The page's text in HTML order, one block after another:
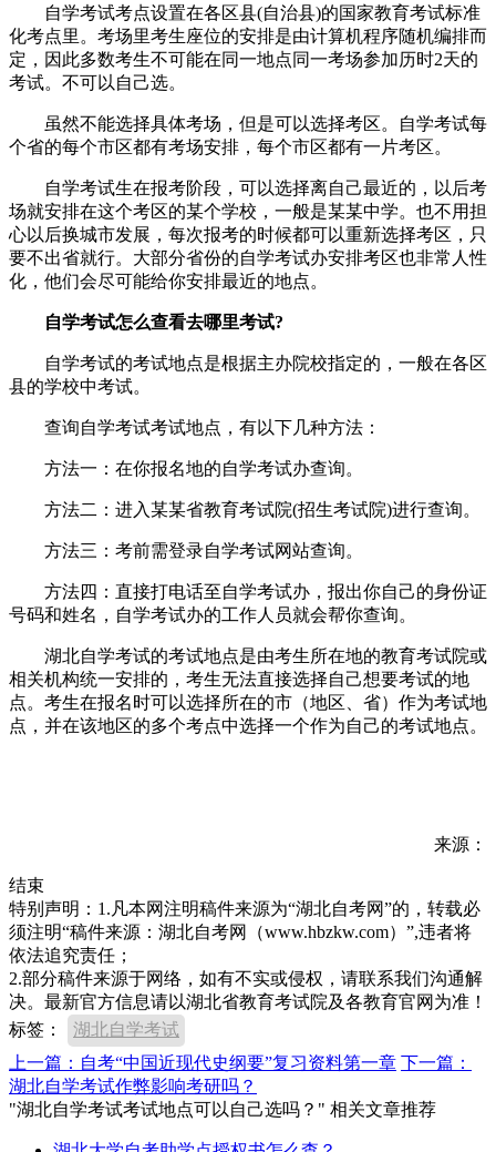
自学考试考点设置在各区县(自治县)的国家教育考试标准
化考点里。考场里考生座位的安排是由计算机程序随机编排而
定，因此多数考生不可能在同一地点同一考场参加历时2天的
考试。不可以自己选。
虽然不能选择具体考场，但是可以选择考区。自学考试每
个省的每个市区都有考场安排，每个市区都有一片考区。
自学考试生在报考阶段，可以选择离自己最近的，以后考
场就安排在这个考区的某个学校，一般是某某中学。也不用担
心以后换城市发展，每次报考的时候都可以重新选择考区，只
要不出省就行。大部分省份的自学考试办安排考区也非常人性
化，他们会尽可能给你安排最近的地点。
自学考试怎么查看去哪里考试?
自学考试的考试地点是根据主办院校指定的，一般在各区
县的学校中考试。
查询自学考试考试地点，有以下几种方法：
方法一：在你报名地的自学考试办查询。
方法二：进入某某省教育考试院(招生考试院)进行查询。
方法三：考前需登录自学考试网站查询。
方法四：直接打电话至自学考试办，报出你自己的身份证
号码和姓名，自学考试办的工作人员就会帮你查询。
湖北自学考试的考试地点是由考生所在地的教育考试院或
相关机构统一安排的，考生无法直接选择自己想要考试的地
点。考生在报名时可以选择所在的市（地区、省）作为考试地
点，并在该地区的多个考点中选择一个作为自己的考试地点。
来源：
结束
特别声明：1.凡本网注明稿件来源为“湖北自考网”的，转载必
须注明“稿件来源：湖北自考网（www.hbzkw.com）”,违者将
依法追究责任；
2.部分稿件来源于网络，如有不实或侵权，请联系我们沟通解
决。最新官方信息请以湖北省教育考试院及各教育官网为准！
标签：
湖北自学考试
上一篇：自考“中国近现代史纲要”复习资料第一章 下一篇：
湖北自学考试作弊影响考研吗？
"湖北自学考试考试地点可以自己选吗？" 相关文章推荐